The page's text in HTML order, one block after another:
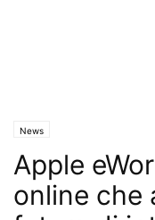
News
Apple
online che